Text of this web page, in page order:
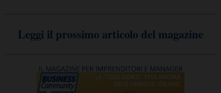
Leggi il prossimo articolo del magazine